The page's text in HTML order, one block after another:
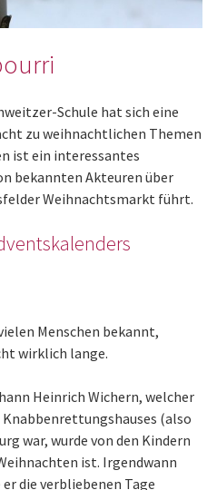
Schule hat sich eine
zu weihnachtlichen Themen
ist ein interessantes
bekannten Akteuren über
Weihnachtsmarkt führt.
Menschen bekannt,
wirklich lange.
Heinrich Wichern, welcher
(also
war, wurde von den Kindern
ist. Irgendwann
die verbliebenen Tage